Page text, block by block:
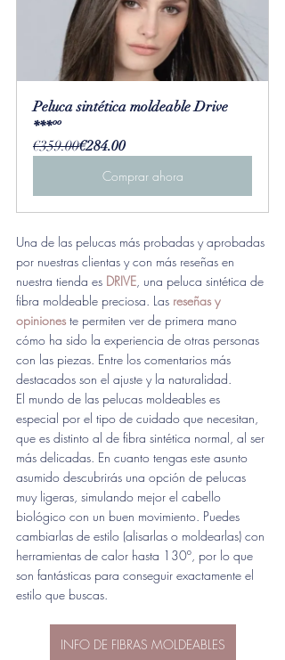
Peluca sintética moldeable Drive
***ºº
€359.00€284.00
Comprar ahora
Una de las pelucas más probadas y aprobadas
por nuestras clientas y con más reseñas en
nuestra tienda es DRIVE, una peluca sintética de
fibra moldeable preciosa. Las reseñas y
opiniones te permiten ver de primera mano
cómo ha sido la experiencia de otras personas
con las piezas. Entre los comentarios más
destacados son el ajuste y la naturalidad.
El mundo de las pelucas moldeables es
especial por el tipo de cuidado que necesitan,
que es distinto al de fibra sintética normal, al ser
más delicadas. En cuanto tengas este asunto
asumido descubrirás una opción de pelucas
muy ligeras, simulando mejor el cabello
biológico con un buen movimiento. Puedes
cambiarlas de estilo (alisarlas o moldearlas) con
herramientas de calor hasta 130º, por lo que
son fantásticas para conseguir exactamente el
estilo que buscas.
INFO DE FIBRAS MOLDEABLES